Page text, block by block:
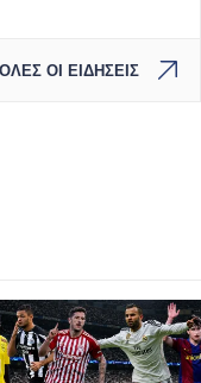
ΟΛΕΣ ΟΙ ΕΙΔΗΣΕΙΣ